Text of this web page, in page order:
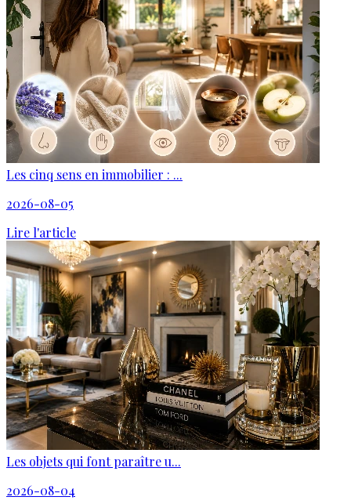
Les cinq sens en immobilier : ...
2026-08-05
Lire l'article
Les objets qui font paraître u...
2026-08-04